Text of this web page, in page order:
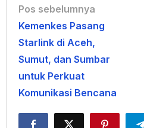
Navigasi
pos
Pos sebelumnya
Kemenkes Pasang
Starlink di Aceh,
Sumut, dan Sumbar
untuk Perkuat
Komunikasi Bencana